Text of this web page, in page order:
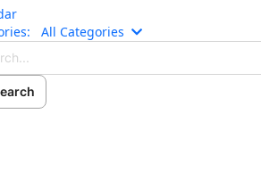
All Categories Search...
to blog
In